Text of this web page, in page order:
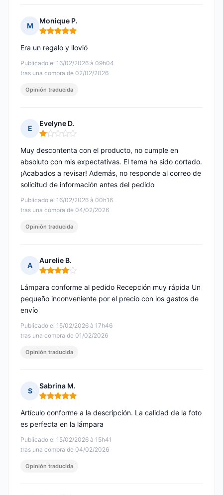
M
Monique P.
Nota: 5 de 5
Publicado el 16/02/2026 à 09h04
tras una compra de 02/02/2026
Era un regalo y llovió
Opinión traducida
E
Evelyne D.
Nota: 1 de 5
Publicado el 16/02/2026 à 00h16
tras una compra de 04/02/2026
Muy descontenta con el producto, no cumple en
absoluto con mis expectativas. El tema ha sido cortado.
¡Acabados a revisar! Además, no responde al correo de
solicitud de información antes del pedido
Opinión traducida
A
Aurelie B.
Nota: 4 de 5
Publicado el 15/02/2026 à 17h46
tras una compra de 01/02/2026
Lámpara conforme al pedido Recepción muy rápida Un
pequeño inconveniente por el precio con los gastos de
envío
Opinión traducida
S
Sabrina M.
Nota: 5 de 5
Publicado el 15/02/2026 à 15h41
tras una compra de 04/02/2026
Artículo conforme a la descripción. La calidad de la foto
es perfecta en la lámpara
Opinión traducida